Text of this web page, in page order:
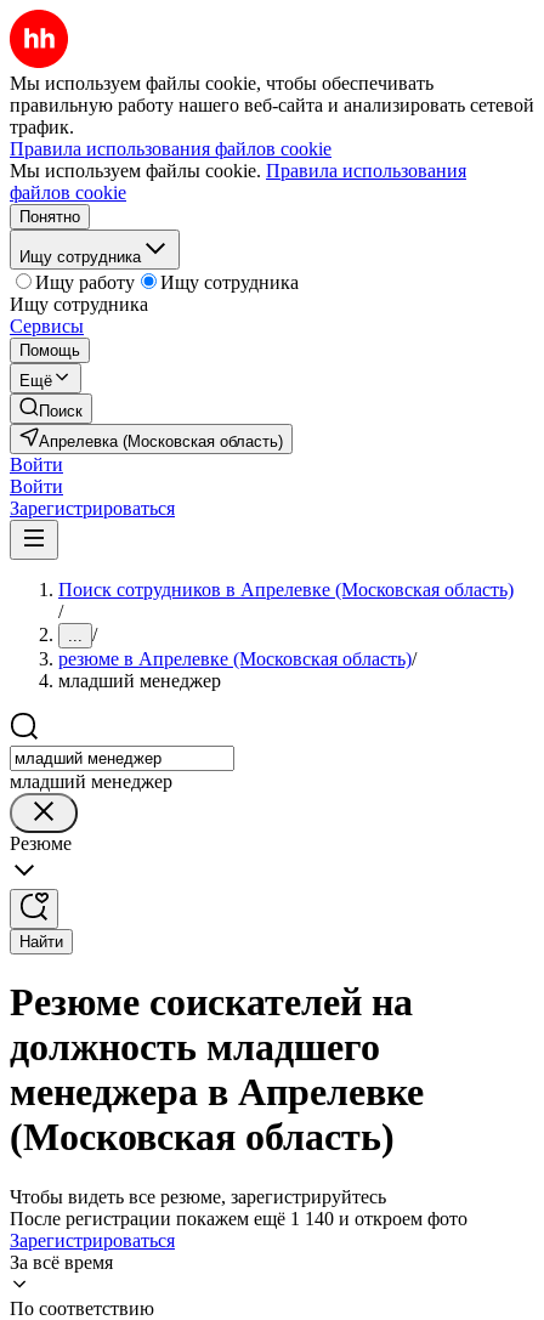
Мы используем файлы cookie, чтобы обеспечивать
правильную работу нашего веб-сайта и анализировать сетевой
трафик.
Правила использования файлов cookie
Мы используем файлы cookie. Правила использования
файлов cookie
Понятно
Ищу сотрудника
Ищу работу
Ищу сотрудника
Ищу сотрудника
Сервисы
Помощь
Ещё
Поиск
Апрелевка (Московская область)
Войти
Войти
Зарегистрироваться
Поиск сотрудников в Апрелевке (Московская область)
/
... /
резюме в Апрелевке (Московская область)/
младший менеджер
младший менеджер
Резюме
Найти
Резюме соискателей на
должность младшего
менеджера в Апрелевке
(Московская область)
Чтобы видеть все резюме, зарегистрируйтесь
После регистрации покажем ещё 1 140 и откроем фото
Зарегистрироваться
За всё время
По соответствию